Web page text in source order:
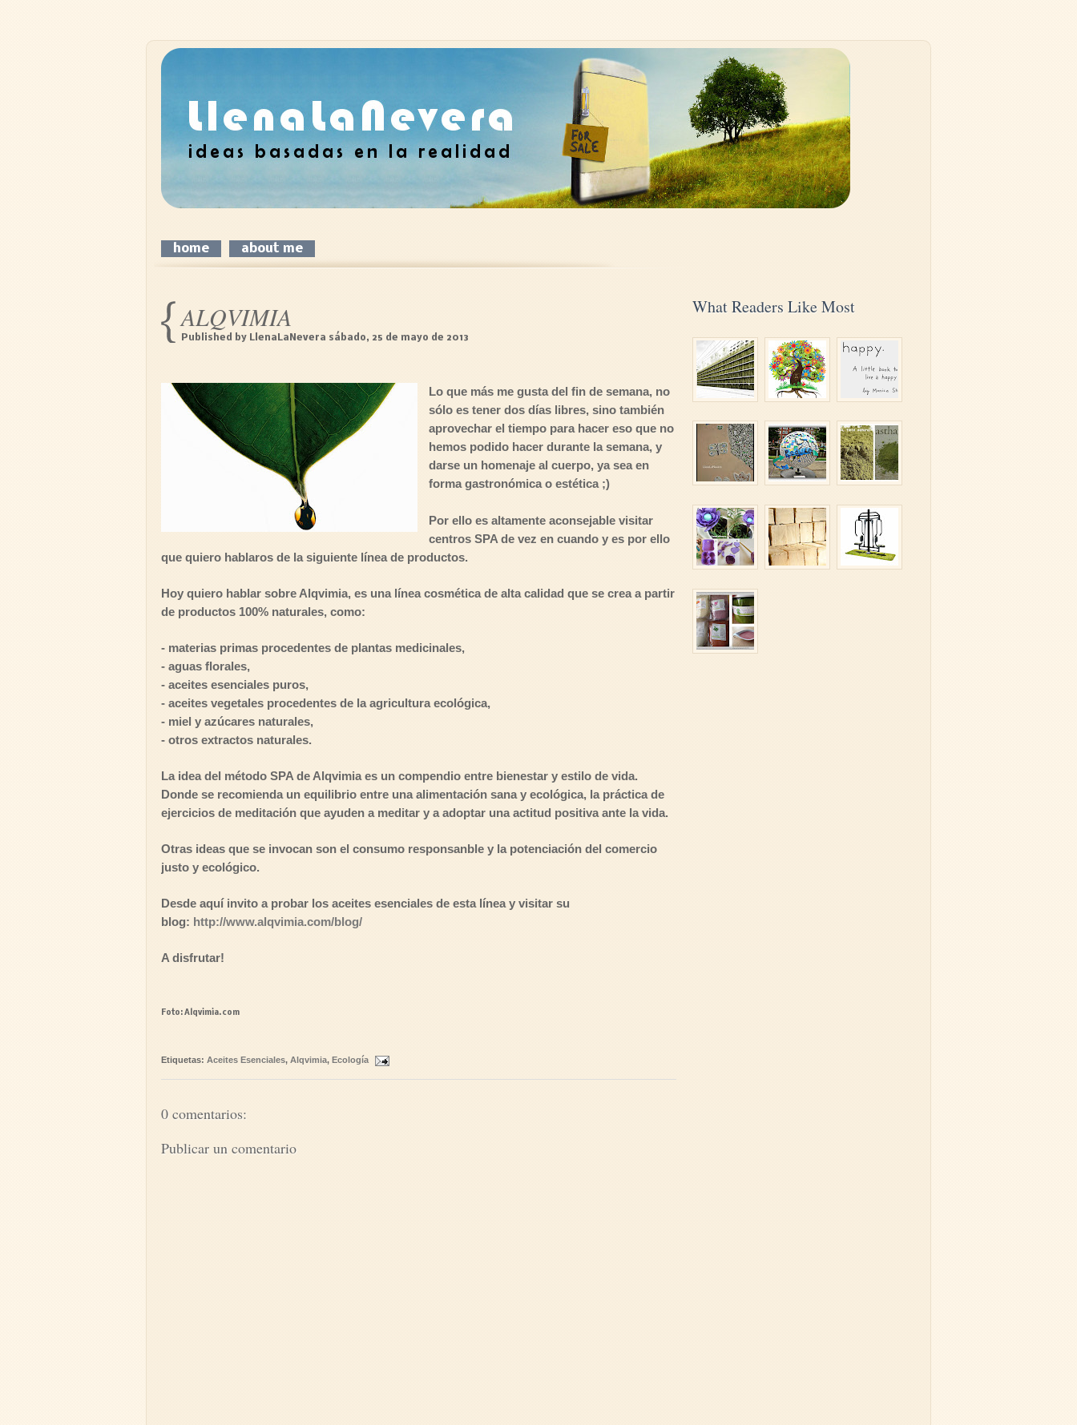
home about me
ALQVIMIA
Published by LlenaLaNevera sábado, 25 de mayo de 2013
Lo que más me gusta del fin de semana, no
sólo es tener dos días libres, sino también
aprovechar el tiempo para hacer eso que no
hemos podido hacer durante la semana, y
darse un homenaje al cuerpo, ya sea en
forma gastronómica o estética ;)
Por ello es altamente aconsejable visitar
centros SPA de vez en cuando y es por ello
que quiero hablaros de la siguiente línea de productos.
Hoy quiero hablar sobre Alqvimia, es una línea cosmética de alta calidad que se crea a partir
de productos 100% naturales, como:
- materias primas procedentes de plantas medicinales,
- aguas florales,
- aceites esenciales puros,
- aceites vegetales procedentes de la agricultura ecológica,
- miel y azúcares naturales,
- otros extractos naturales.
La idea del método SPA de Alqvimia es un compendio entre bienestar y estilo de vida.
Donde se recomienda un equilibrio entre una alimentación sana y ecológica, la práctica de
ejercicios de meditación que ayuden a meditar y a adoptar una actitud positiva ante la vida.
Otras ideas que se invocan son el consumo responsanble y la potenciación del comercio
justo y ecológico.
Desde aquí invito a probar los aceites esenciales de esta línea y visitar su
blog: http://www.alqvimia.com/blog/
A disfrutar!
Foto: Alqvimia.com
Etiquetas: Aceites Esenciales, Alqvimia, Ecología
0 comentarios:
Publicar un comentario
What Readers Like Most